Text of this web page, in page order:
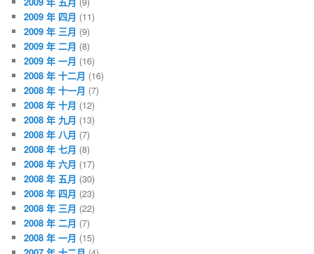
2009 年 四月 (11)
2009 年 三月 (9)
2009 年 二月 (8)
2009 年 一月 (16)
2008 年 十二月 (16)
2008 年 十一月 (7)
2008 年 十月 (12)
2008 年 九月 (13)
2008 年 八月 (7)
2008 年 七月 (8)
2008 年 六月 (17)
2008 年 五月 (30)
2008 年 四月 (23)
2008 年 三月 (22)
2008 年 二月 (7)
2008 年 一月 (15)